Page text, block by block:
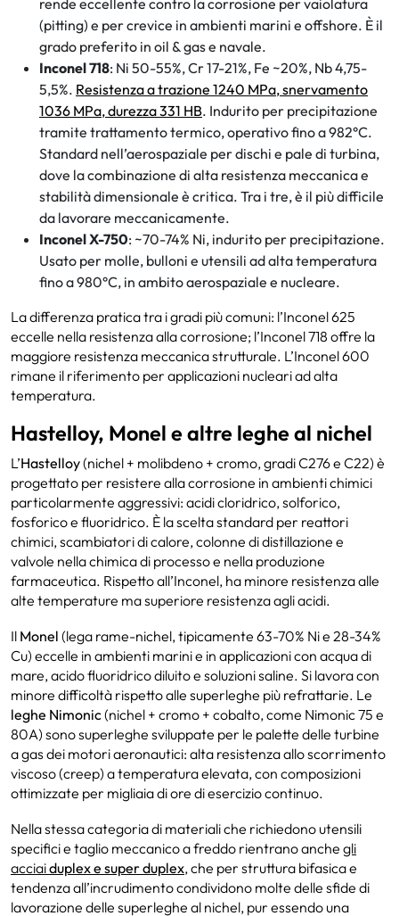
rende eccellente contro la corrosione per vaiolatura
(pitting) e per crevice in ambienti marini e offshore. È il
grado preferito in oil & gas e navale.
Inconel 718: Ni 50-55%, Cr 17-21%, Fe ~20%, Nb 4,75-
5,5%. Resistenza a trazione 1240 MPa, snervamento
1036 MPa, durezza 331 HB. Indurito per precipitazione
tramite trattamento termico, operativo fino a 982°C.
Standard nell’aerospaziale per dischi e pale di turbina,
dove la combinazione di alta resistenza meccanica e
stabilità dimensionale è critica. Tra i tre, è il più difficile
da lavorare meccanicamente.
Inconel X-750: ~70-74% Ni, indurito per precipitazione.
Usato per molle, bulloni e utensili ad alta temperatura
fino a 980°C, in ambito aerospaziale e nucleare.
La differenza pratica tra i gradi più comuni: l’Inconel 625
eccelle nella resistenza alla corrosione; l’Inconel 718 offre la
maggiore resistenza meccanica strutturale. L’Inconel 600
rimane il riferimento per applicazioni nucleari ad alta
temperatura.
Hastelloy, Monel e altre leghe al nichel
L’Hastelloy(nichel + molibdeno + cromo, gradi C276 e C22) è
progettato per resistere alla corrosione in ambienti chimici
particolarmente aggressivi: acidi cloridrico, solforico,
fosforico e fluoridrico. È la scelta standard per reattori
chimici, scambiatori di calore, colonne di distillazione e
valvole nella chimica di processo e nella produzione
farmaceutica. Rispetto all’Inconel, ha minore resistenza alle
alte temperature ma superiore resistenza agli acidi.
Il Monel (lega rame-nichel, tipicamente 63-70% Ni e 28-34%
Cu) eccelle in ambienti marini e in applicazioni con acqua di
mare, acido fluoridrico diluito e soluzioni saline. Si lavora con
minore difficoltà rispetto alle superleghe più refrattarie. Le
leghe Nimonic(nichel + cromo + cobalto, come Nimonic 75 e
80A) sono superleghe sviluppate per le palette delle turbine
a gas dei motori aeronautici: alta resistenza allo scorrimento
viscoso (creep) a temperatura elevata, con composizioni
ottimizzate per migliaia di ore di esercizio continuo.
Nella stessa categoria di materiali che richiedono utensili
specifici e taglio meccanico a freddo rientrano anche gli
acciaiduplex e super duplex, che per struttura bifasica e
tendenza all’incrudimento condividono molte delle sfide di
lavorazione delle superleghe al nichel, pur essendo una